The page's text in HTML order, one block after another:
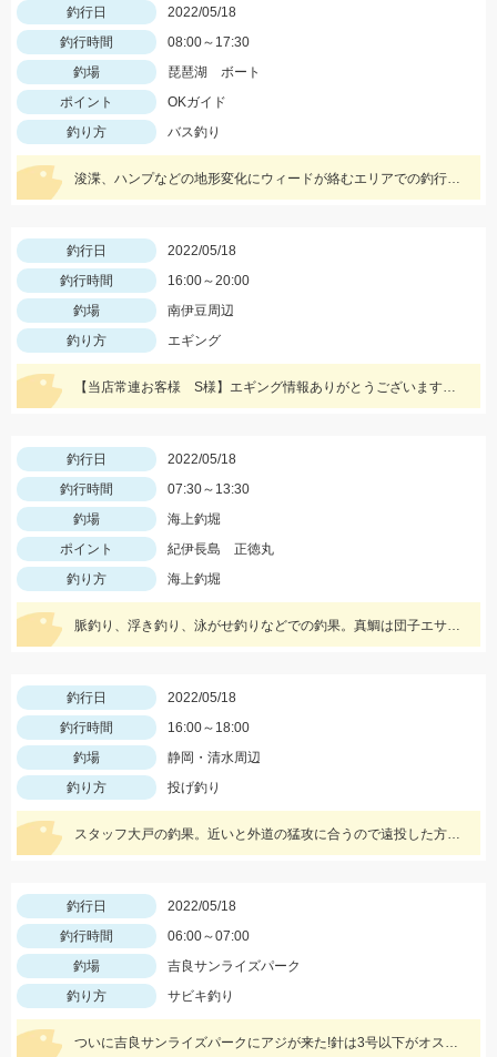
釣行日
2022/05/18
釣行時間
08:00～17:30
釣場
琵琶湖 ボート
ポイント
OKガイド
釣り方
バス釣り
浚渫、ハンプなどの地形変化にウィードが絡むエリアでの釣行。スワンプクローラーでの釣果でした。
釣行日
2022/05/18
釣行時間
16:00～20:00
釣場
南伊豆周辺
釣り方
エギング
【当店常連お客様 S様】エギング情報ありがとうございます！ 夕方から夜にかけての時間帯で800ｇサイズゲット！
釣行日
2022/05/18
釣行時間
07:30～13:30
釣場
海上釣堀
ポイント
紀伊長島 正徳丸
釣り方
海上釣堀
脈釣り、浮き釣り、泳がせ釣りなどでの釣果。真鯛は団子エサやむきエビ、冷凍ボケなどに好反応。青物はキビナゴや鰹のハラモなどでヒット。
釣行日
2022/05/18
釣行時間
16:00～18:00
釣場
静岡・清水周辺
釣り方
投げ釣り
スタッフ大戸の釣果。近いと外道の猛攻に合うので遠投した方がキスのアタリが出る。イシグロの赤イソメ使用。
釣行日
2022/05/18
釣行時間
06:00～07:00
釣場
吉良サンライズパーク
釣り方
サビキ釣り
ついに吉良サンライズパークにアジが来た!針は3号以下がオススメ!サバは大漁!小型のメタルジグでも楽しめます♪